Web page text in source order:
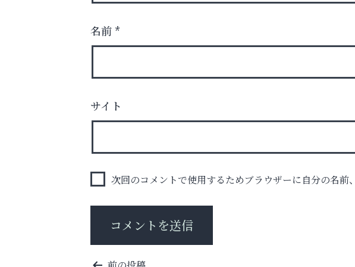
口元から始まる、自分らしい毎日を
いわみ眼科
名前 *
サイト
次回のコメントで使用するためブラウザーに自分の名前